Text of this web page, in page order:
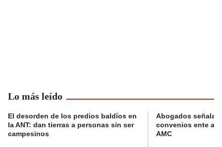
Lo más leído
El desorden de los predios baldíos en
la ANT: dan tierras a personas sin ser
campesinos
Abogados
convenios ente
AMC